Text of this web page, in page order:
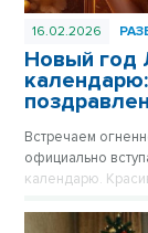
16.02.2026
Новый год
Встречаем
официально
календарю.
поздравления в